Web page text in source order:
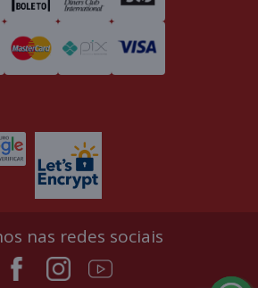
nas redes sociais